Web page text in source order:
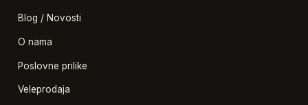
Blog / Novosti
O nama
Poslovne prilike
Veleprodaja